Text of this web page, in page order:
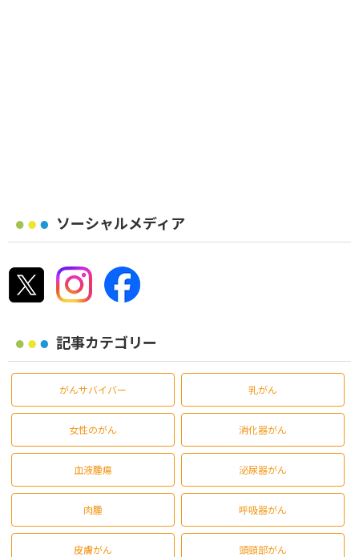
ソーシャルメディア
記事カテゴリー
がんサバイバー 乳がん
女性のがん 消化器がん
血液腫瘍 泌尿器がん
肉腫 呼吸器がん
皮膚がん 頭頸部がん